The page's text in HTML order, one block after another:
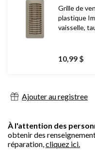
Grille de
plastique
vaisselle,
10,99 $
Ajouter au registree
À l'attention des
obtenir des
réparation,cliquez ici.